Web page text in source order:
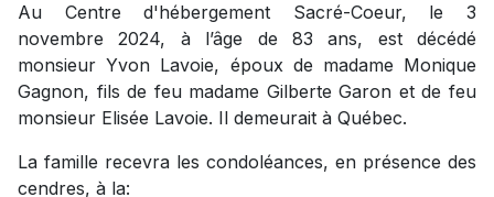
Au Centre d'hébergement Sacré-Coeur, le 3
novembre 2024, à l’âge de 83 ans, est décédé
monsieur Yvon Lavoie, époux de madame Monique
Gagnon, fils de feu madame Gilberte Garon et de feu
monsieur Elisée Lavoie. Il demeurait à Québec.
La famille recevra les condoléances, en présence des
cendres, à la: